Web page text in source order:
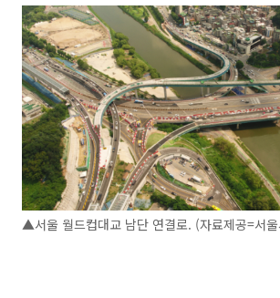
▲서울 월드컵대교 남단 연결로. (자료제공=서